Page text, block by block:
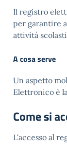
Il registro
per garantire
attività
A cosa serve
Un aspetto
Elettronico è
Come si
L'accesso al